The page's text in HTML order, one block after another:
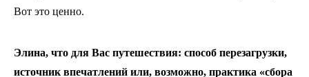
Вот это ценно.
Элина, что для Вас путешествия: способ перезагрузки,
источник впечатлений или, возможно, практика «сбора